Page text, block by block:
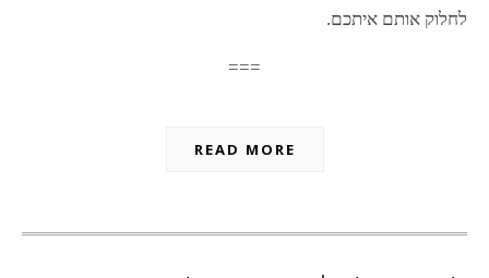
לחלוק אותם איתכם.
===
READ MORE